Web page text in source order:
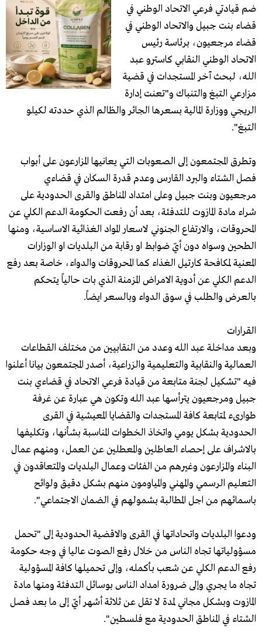
ضم قيادتي فرعي الاتحاد الوطني في
قضاء بنت جبيل والاتحاد الوطني في
قضاء مرجعيون، برئاسة رئيس
الاتحاد الوطني النقابي كاسترو عبد
الله، لبحث آخر المستجدات في قضية
مزارعي التبغ والتنباك و"تعنت إدارة
الريجي ووزارة المالية بسعرها الجائر والظالم الذي حددته لكيلو
التبغ".
وتطرق المجتمعون إلى الصعوبات التي يعانيها المزارعون على أبواب
فصل الشتاء والبرد القارس وعدم قدرة السكان في قضاءي
مرجعيون وبنت جبيل وعلى امتداد المناطق والقرى الحدودية على
شراء مادة المازوت للتدفئة، بعد أن رفعت الحكومة الدعم الكلي عن
المحروقات، والارتفاع الجنوني لاسعار المواد الغذائية الاساسية، ومنها
الطحين وسواه دون أيّ ضوابط او رقابة من البلديات او الوزارات
المعنية لمكافحة كارتيل الغذاء كما المحروقات والدواء، خاصة بعد رفع
الدعم الكلي عن أدوية الامراض المزمنة الذي بات حالياً يتحكم
بالعرض والطلب في سوق الدواء وبالسعر ايضاً.
القرارات
وبعد مداخلة عبد الله وعدد من النقابيين من مختلف القطاعات
العمالية والنقابية والتعليمية والزراعية، أصدر المجتمعون بيانا أعلنوا
فيه "تشكيل لجنة متابعة من قيادة فرعي الاتحاد في قضاءي بنت
جبيل ومرجعيون يترأسها عبد الله وتكون هي عبارة عن غرفة
طوارىء لمتابعة كافة المستجدات والقضايا المعيشية في القرى
الحدودية بشكل يومي واتخاذ الخطوات المناسبة بشأنها، وتكليفها
بالاشراف على إحصاء العاطلين والمعطلين عن العمل، ومنهم عمال
البناء والمزارعون وغيرهم من الفئات وعمال البلديات والمتعاقدون في
التعليم الرسمي والمهني والمياومون منهم بشكل دقيق ولوائح
باسمائهم من اجل المطالبة بشمولهم في الضمان الاجتماعي".
ودعوا البلديات واتحاداتها في القرى والاقضية الحدودية إلى "تحمل
مسؤولياتها تجاه الناس من خلال رفع الصوت عاليا في وجه حكومة
رفع الدعم الكلي عن شعب بأكمله، وإلى تحميلها كافة المسؤولية
تجاه ما يجري وإلى ضرورة امداد الناس بوسائل التدفئة ومنها مادة
المازوت وبشكل مجاني لمدة لا تقل عن ثلاثة أشهر أيّ إلى ما بعد فصل
الشتاء في المناطق الحدودية مع فلسطين".